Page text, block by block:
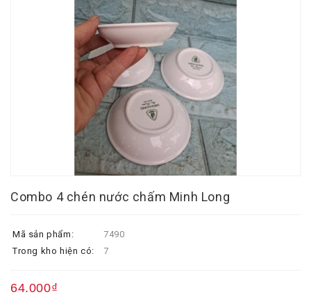
Combo 4 chén nước chấm Minh Long
Mã sản phẩm:
7490
Trong kho hiện có:
7
64.000₫